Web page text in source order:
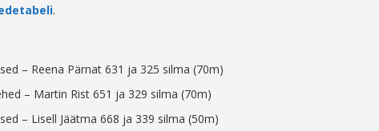
.
– Reena Pärnat 631 ja 325 silma (70m)
– Martin Rist 651 ja 329 silma (70m)
– Lisell Jäätma 668 ja 339 silma (50m)